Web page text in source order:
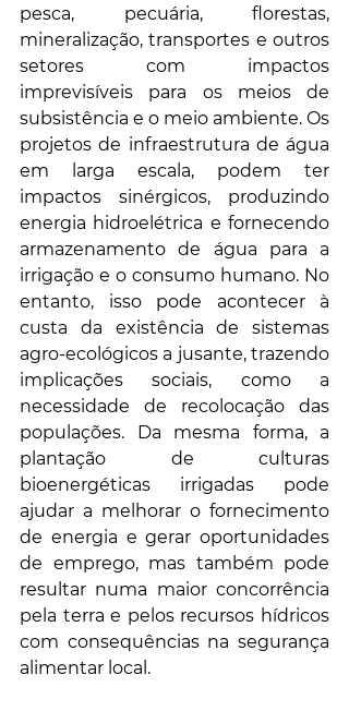
pesca, pecuária, florestas,
mineralização, transportes e outros
setores com impactos
imprevisíveis para os meios de
subsistência e o meio ambiente. Os
projetos de infraestrutura de água
em larga escala, podem ter
impactos sinérgicos, produzindo
energia hidroelétrica e fornecendo
armazenamento de água para a
irrigação e o consumo humano. No
entanto, isso pode acontecer à
custa da existência de sistemas
agro-ecológicos a jusante, trazendo
implicações sociais, como a
necessidade de recolocação das
populações. Da mesma forma, a
plantação de culturas
bioenergéticas irrigadas pode
ajudar a melhorar o fornecimento
de energia e gerar oportunidades
de emprego, mas também pode
resultar numa maior concorrência
pela terra e pelos recursos hídricos
com consequências na segurança
alimentar local.